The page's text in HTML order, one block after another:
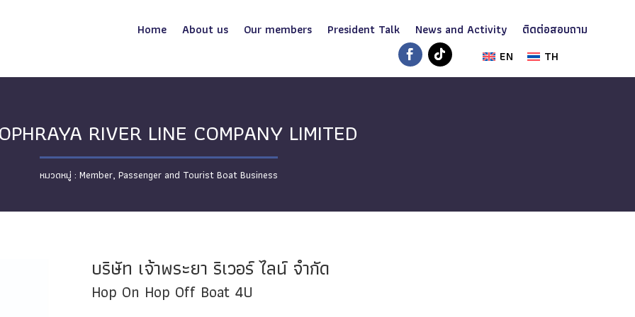
Home About us Our members President Talk News and Activity
ติดต่อสอบถาม
EN
TH
RIVER LINE COMPANY LIMITED
Member, Passenger and Tourist Boat Business
บริษัท เจ้าพระยา ริเวอร์ ไลน์ จำกัด
Hop On Hop Off Boat 4U